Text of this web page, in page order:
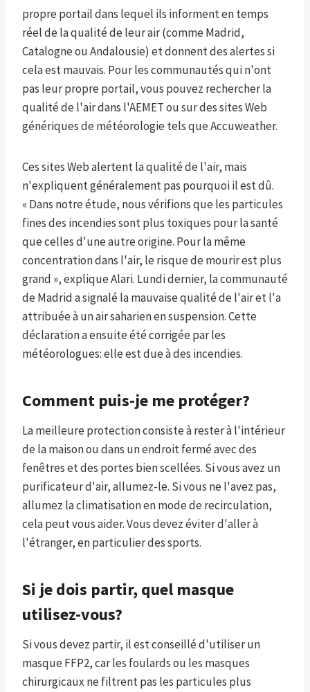
propre portail dans lequel ils informent en temps
réel de la qualité de leur air (comme Madrid,
Catalogne ou Andalousie) et donnent des alertes si
cela est mauvais. Pour les communautés qui n'ont
pas leur propre portail, vous pouvez rechercher la
qualité de l'air dans l'AEMET ou sur des sites Web
génériques de météorologie tels que Accuweather.
Ces sites Web alertent la qualité de l'air, mais
n'expliquent généralement pas pourquoi il est dû.
« Dans notre étude, nous vérifions que les particules
fines des incendies sont plus toxiques pour la santé
que celles d'une autre origine. Pour la même
concentration dans l'air, le risque de mourir est plus
grand », explique Alari. Lundi dernier, la communauté
de Madrid a signalé la mauvaise qualité de l'air et l'a
attribuée à un air saharien en suspension. Cette
déclaration a ensuite été corrigée par les
météorologues: elle est due à des incendies.
Comment puis-je me protéger?
La meilleure protection consiste à rester à l'intérieur
de la maison ou dans un endroit fermé avec des
fenêtres et des portes bien scellées. Si vous avez un
purificateur d'air, allumez-le. Si vous ne l'avez pas,
allumez la climatisation en mode de recirculation,
cela peut vous aider. Vous devez éviter d'aller à
l'étranger, en particulier des sports.
Si je dois partir, quel masque
utilisez-vous?
Si vous devez partir, il est conseillé d'utiliser un
masque FFP2, car les foulards ou les masques
chirurgicaux ne filtrent pas les particules plus